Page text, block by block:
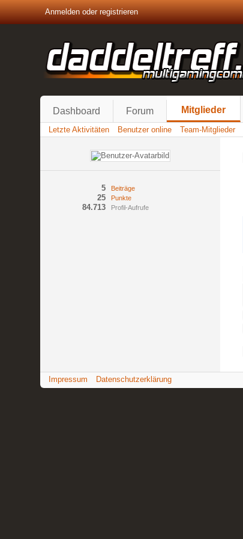
Anmelden oder registrieren
Dashboard Forum Mitglieder
Letzte Aktivitäten Benutzer online Team-Mitglieder
Beiträge
5
Punkte
25
Profil-Aufrufe
84.713
Impressum Datenschutzerklärung